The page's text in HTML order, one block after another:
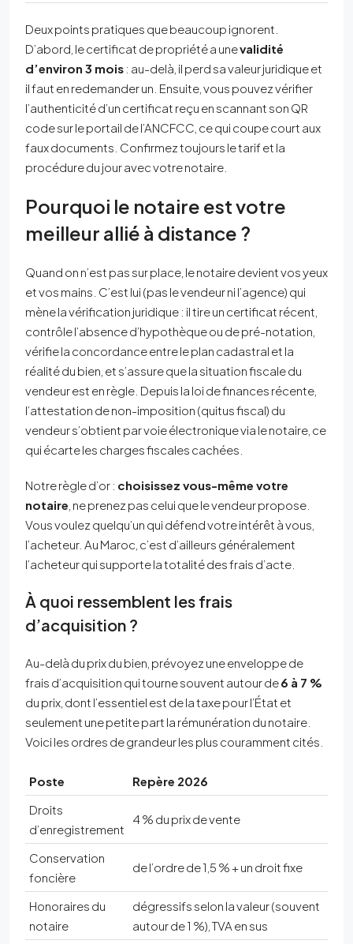
Deux points pratiques que beaucoup ignorent.
D’abord, le certificat de propriété a unevalidité
d’environ 3 mois : au-delà, il perd sa valeur juridique et
il faut en redemander un. Ensuite, vous pouvez vérifier
l’authenticité d’un certificat reçu en scannant son QR
code sur le portail de l’ANCFCC, ce qui coupe court aux
faux documents. Confirmez toujours le tarif et la
procédure du jour avec votre notaire.
Pourquoi le notaire est votre
meilleur allié à distance ?
Quand on n’est pas sur place, le notaire devient vos yeux
et vos mains. C’est lui (pas le vendeur ni l’agence) qui
mène la vérification juridique : il tire un certificat récent,
contrôle l’absence d’hypothèque ou de pré-notation,
vérifie la concordance entre le plan cadastral et la
réalité du bien, et s’assure que la situation fiscale du
vendeur est en règle. Depuis la loi de finances récente,
l’attestation de non-imposition (quitus fiscal) du
vendeur s’obtient par voie électronique via le notaire, ce
qui écarte les charges fiscales cachées.
Notre règle d’or : choisissez vous-même votre
notaire , ne prenez pas celui que le vendeur propose.
Vous voulez quelqu’un qui défend votre intérêt à vous,
l’acheteur. Au Maroc, c’est d’ailleurs généralement
l’acheteur qui supporte la totalité des frais d’acte.
À quoi ressemblent les frais
d’acquisition ?
Au-delà du prix du bien, prévoyez une enveloppe de
frais d’acquisition qui tourne souvent autour de6 à 7 %
du prix, dont l’essentiel est de la taxe pour l’État et
seulement une petite part la rémunération du notaire.
Voici les ordres de grandeur les plus couramment cités.
Poste
Repère 2026
Droits
d’enregistrement
4 % du prix de vente
Conservation
foncière
de l’ordre de 1,5 % + un droit fixe
Honoraires du
notaire
dégressifs selon la valeur (souvent
autour de 1 %), TVA en sus